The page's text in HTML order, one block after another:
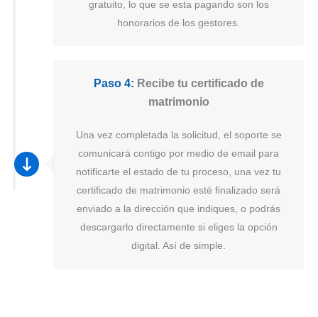
gratuito, lo que se esta pagando son los
honorarios de los gestores.
Paso 4: Recibe tu certificado de
matrimonio
Una vez completada la solicitud, el soporte se
comunicará contigo por medio de email para
notificarte el estado de tu proceso, una vez tu
certificado de matrimonio esté finalizado será
enviado a la dirección que indiques, o podrás
descargarlo directamente si eliges la opción
digital. Así de simple.